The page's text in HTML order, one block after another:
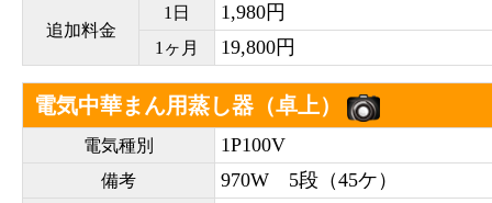
追加料金
1日 1,980円
1ヶ月 19,800円
電気中華まん用蒸し器（卓上）
電気種別 1P100V
備考 970W 5段（45ケ）